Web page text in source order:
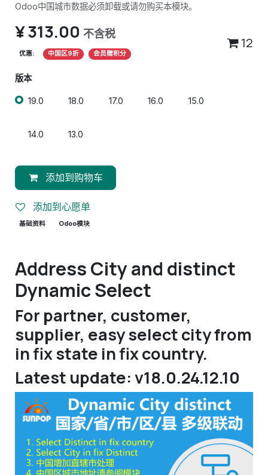
Odoo中国城市数据必须卸载或请勿购买本模块。
¥313.00 不含税
优惠: 中国区9折 会员赠积分
12
版本
19.0 18.0 17.0 16.0 15.0
14.0 13.0
添加到购物车
添加到心愿单
基础资料 Odoo模块
Address City and distinct
Dynamic Select
For partner, customer,
supplier, easy select city from
in fix state in fix country.
Latest update: v18.0.24.12.10